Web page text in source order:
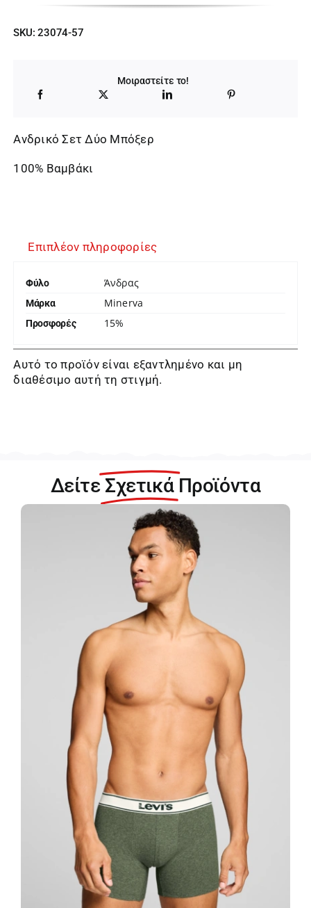
SKU:23074-57
Μοιραστείτε το!
Ανδρικό Σετ Δύο Μπόξερ
100% Βαμβάκι
Επιπλέον πληροφορίες
Φύλο Άνδρας
Μάρκα Minerva
Προσφορές 15%
Αυτό το προϊόν είναι εξαντλημένο και μη
διαθέσιμο αυτή τη στιγμή.
Δείτε Σχετικά Προϊόντα